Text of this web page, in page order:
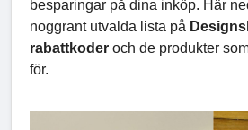
besparingar på dina inköp. Här
noggrant utvalda lista på
rabattkoder och de produkter
för.